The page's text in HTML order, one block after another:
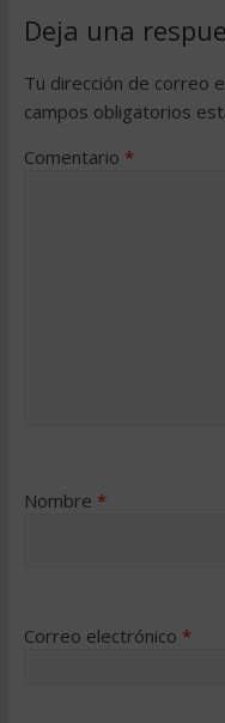
Deja una
Tu dirección de correo
campos obligatorios
Comentario *
Nombre *
Correo electrónico *